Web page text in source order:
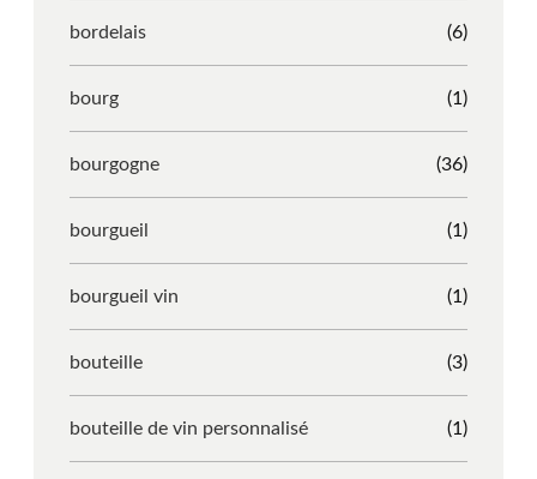
bordelais (6)
bourg (1)
bourgogne (36)
bourgueil (1)
bourgueil vin (1)
bouteille (3)
bouteille de vin personnalisé (1)